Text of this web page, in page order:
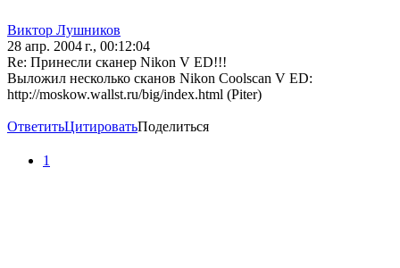
Виктор Лушников
28 апр. 2004 г., 00:12:04
Re: Принесли сканер Nikon V ED!!!
Выложил несколько сканов Nikon Coolscan V ED:
http://moskow.wallst.ru/big/index.html (Piter)
ОтветитьЦитироватьПоделиться
1